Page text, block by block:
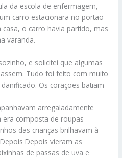
da escola de enfermagem,
carro estacionara no portão
o carro havia partido, mas
varanda.
e solicitei que algumas
Tudo foi feito com muito
Os corações batiam
arregaladamente
era composta de roupas
das crianças brilhavam à
Depois vieram as
de passas de uva e